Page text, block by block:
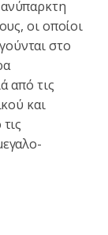
οι οποίοι
στο
από τις
και